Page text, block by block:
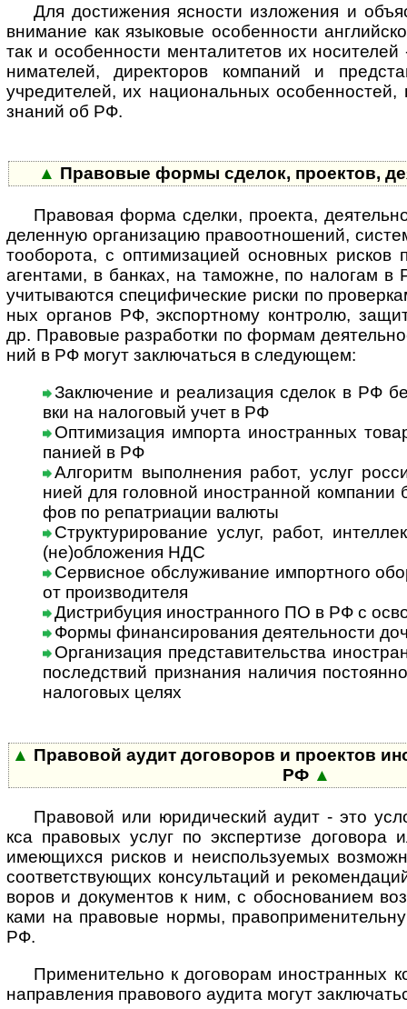
Для достижения ясности изложения и
вни­ма­ние как язы­ко­вые осо­бен­но­сти
так и осо­бен­но­сти мен­та­ли­те­тов их
ни­ма­те­лей, дирек­то­ров ком­па­ний и
учре­ди­те­лей, их нацио­наль­ных
зна­ний об РФ.
▲ Правовые формы сделок, проектов,
Правовая форма сделки, проекта,
де­лен­ную орга­ни­за­цию пра­во­от­но­ше­ний,
то­обо­рота, с опти­миза­цией основ­ных
аген­тами, в бан­ках, на тамо­жне, по нало­гам
учи­ты­ва­ются спе­ци­фи­чес­кие риски по
ных орга­нов РФ, экспор­т­ному конт­ролю,
др. Пра­во­вые раз­ра­бо­тки по фор­мам
ний в РФ могут заклю­ча­ться в сле­дую­щем:
Заключение и реализация сделок в РФ
вки на нало­го­вый учет в РФ
Оптимизация импорта иностранных
па­нией в РФ
Алгоритм выполнения работ, услуг
нией для голов­ной ино­ст­ран­ной ком­па­нии
фов по репат­риа­ции валюты
Структурирование услуг, работ,
(не)об­ло­же­ния НДС
Сервисное обслуживание импортного
от про­из­во­ди­теля
Дистрибуция иностранного ПО в РФ с
Формы финансирования деятельности
Организация представительства
послед­ст­вий приз­на­ния нали­чия
нало­го­вых целях
▲ Правовой аудит договоров и проектов
РФ ▲
Правовой или юридический аудит - это
кса пра­во­вых услуг по экс­пер­тизе дого­вора
имею­щи­хся рис­ков и неис­по­ль­зу­е­мых
соот­вет­ст­вую­щих кон­суль­та­ций и
во­ров и доку­мен­тов к ним, с обо­сно­ва­нием
ками на пра­во­вые нормы,
РФ.
Применительно к договорам иностранных
нап­рав­ле­ния пра­во­вого аудита могут